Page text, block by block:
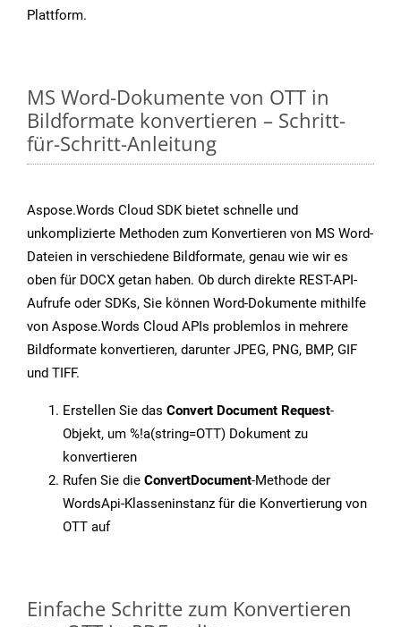
Plattform.
MS Word-Dokumente von OTT in
Bildformate konvertieren – Schritt-
für-Schritt-Anleitung
Aspose.Words Cloud SDK bietet schnelle und
unkomplizierte Methoden zum Konvertieren von MS Word-
Dateien in verschiedene Bildformate, genau wie wir es
oben für DOCX getan haben. Ob durch direkte REST-API-
Aufrufe oder SDKs, Sie können Word-Dokumente mithilfe
von Aspose.Words Cloud APIs problemlos in mehrere
Bildformate konvertieren, darunter JPEG, PNG, BMP, GIF
und TIFF.
Erstellen Sie das Convert Document Request-
Objekt, um %!a(string=OTT) Dokument zu
konvertieren
Rufen Sie die ConvertDocument-Methode der
WordsApi-Klasseninstanz für die Konvertierung von
OTT auf
Einfache Schritte zum Konvertieren